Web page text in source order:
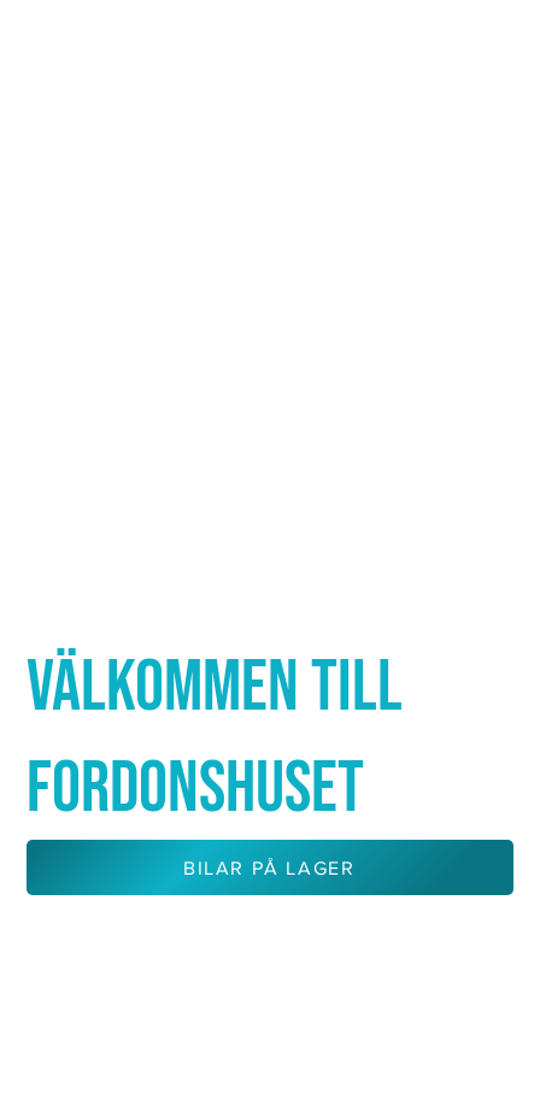
VÄLKOMMEN TILL
FORDONSHUSET
BILAR PÅ LAGER